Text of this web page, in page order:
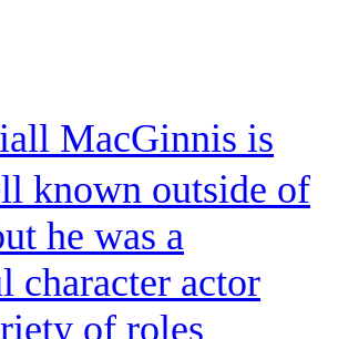
MacGinnis is
known outside of
he was a
character actor
of roles